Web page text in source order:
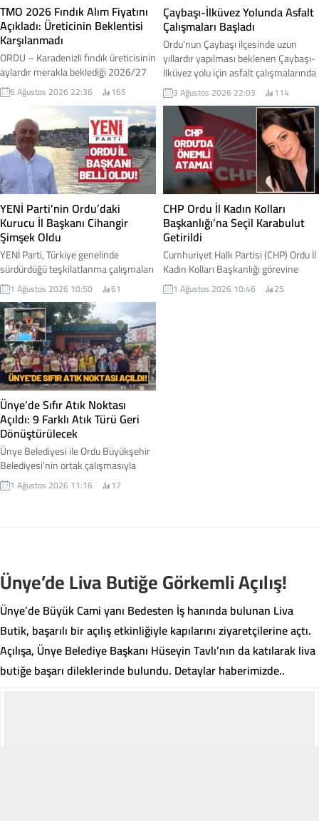
TMO 2026 Fındık Alım Fiyatını
Açıkladı: Üreticinin Beklentisi
Karşılanmadı
ORDU – Karadenizli fındık üreticisinin
aylardır merakla beklediği 2026/27
sezonu kabuklu fındık alım fiyatları
Toprak Mahsulleri Ofisi (TMO)
tarafından açıklandı. Açıklanan
fiyatlar, iktidar milletvekilleri
tarafından "müjde" olarak
duyurulurken, üretici cephesinde ise
beklentilerin altında kaldığı yönünde
değerlendirmeler yapıldı. İşte fındık
fiyatı...
6 Ağustos 2026 22:36 165
Çaybaşı-İlküvez Yolunda Asfalt
Çalışmaları Başladı
Ordu'nun Çaybaşı ilçesinde uzun
yıllardır yapılması beklenen Çaybaşı-
İlküvez yolu için asfalt çalışmalarında
ilk adım atıldı. Yüklenici firmanın iş
makineleriyle sahaya inmesiyle
birlikte yol yapım çalışmalarına
resmen başlandı. Çaybaşı Belediye
Başkanı Mesut Karayiğit, çalışmalara
ilişkin gelişmeyi sosyal medya
hesabından yaptığı paylaşımla
duyurdu. Karayiğit, Çaybaşı-İlküvez
hattında başlayan çalışmaların
sadece bir yol projesi...
3 Ağustos 2026 22:03 114
YENİ Parti’nin Ordu’daki
Kurucu İl Başkanı Cihangir
Şimşek Oldu
YENİ Parti, Türkiye genelinde
sürdürdüğü teşkilatlanma çalışmaları
kapsamında Ordu'daki yapılanmasını
başlattı. Parti Genel Merkezi
tarafından alınan kararla, Ordu İl
Teşkilatı'nın kuruluş sürecini
yürütmek üzere Cihangir Şimşek
kurucu il başkanı olarak
görevlendirildi. İşte detaylar...
1 Ağustos 2026 10:50 61
CHP Ordu İl Kadın Kolları
Başkanlığı’na Seçil Karabulut
Getirildi
Cumhuriyet Halk Partisi (CHP) Ordu İl
Kadın Kolları Başkanlığı görevine
Seçil Karabulut atandı. Yeni görevine
başlamasının ardından açıklamalarda
1 Ağustos 2026 10:46 25
Ünye’de Sıfır Atık Noktası
Açıldı: 9 Farklı Atık Türü Geri
Dönüştürülecek
Ünye Belediyesi ile Ordu Büyükşehir
Belediyesi'nin ortak çalışmasıyla
hayata geçirilen Sıfır Atık Noktası
hizmete açıldı. Yeni merkez
1 Ağustos 2026 11:16 17
Ünye’de Liva Butiğe Görkemli Açılış!
Ünye’de Büyük Cami yanı Bedesten İş hanında bulunan Liva
Butik, başarılı bir açılış etkinliğiyle kapılarını ziyaretçilerine açtı.
Açılışa, Ünye Belediye Başkanı Hüseyin Tavlı’nın da katılarak liva
butiğe başarı dileklerinde bulundu. Detaylar haberimizde..